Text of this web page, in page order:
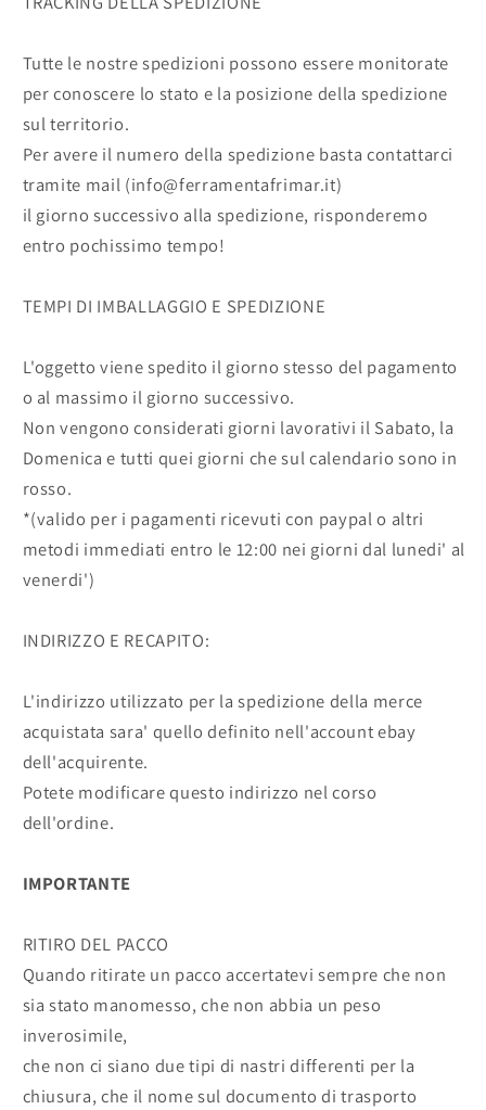
Tutte le nostre spedizioni possono essere monitorate
per conoscere lo stato e la posizione della spedizione
sul territorio.
Per avere il numero della spedizione basta contattarci
tramite mail (info@ferramentafrimar.it)
il giorno successivo alla spedizione, risponderemo
entro pochissimo tempo!
TEMPI DI IMBALLAGGIO E SPEDIZIONE
L'oggetto viene spedito il giorno stesso del pagamento
o al massimo il giorno successivo.
Non vengono considerati giorni lavorativi il Sabato, la
Domenica e tutti quei giorni che sul calendario sono in
rosso.
*(valido per i pagamenti ricevuti con paypal o altri
metodi immediati entro le 12:00 nei giorni dal lunedi' al
venerdi')
INDIRIZZO E RECAPITO:
L'indirizzo utilizzato per la spedizione della merce
acquistata sara' quello definito nell'account ebay
dell'acquirente.
Potete modificare questo indirizzo nel corso
dell'ordine.
IMPORTANTE
RITIRO DEL PACCO
Quando ritirate un pacco accertatevi sempre che non
sia stato manomesso, che non abbia un peso
inverosimile,
che non ci siano due tipi di nastri differenti per la
chiusura, che il nome sul documento di trasporto